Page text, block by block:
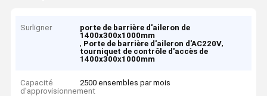
Surligner
porte de barrière d'aileron de
1400x300x1000mm
, Porte de barrière d'aileron d'AC220V,
tourniquet de contrôle d'accès de
1400x300x1000mm
Capacité
d'approvisionnement
2500 ensembles par mois